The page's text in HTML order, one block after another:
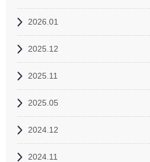
2026.01
2025.12
2025.11
2025.05
2024.12
2024.11